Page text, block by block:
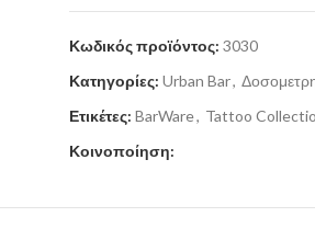
Κωδικός προϊόντος: 3030
Κατηγορίες: Urban Bar,
Ετικέτες: BarWare, Tattoo
Κοινοποίηση: